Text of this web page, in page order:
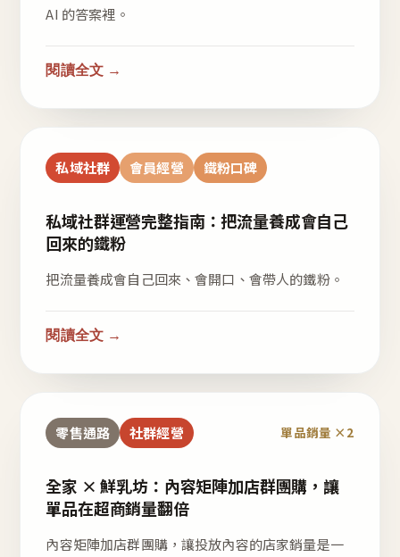
AI 的答案裡。
閱讀全文 →
私域社群 會員經營 鐵粉口碑
私域社群運營完整指南：把流量養成會自己
回來的鐵粉
把流量養成會自己回來、會開口、會帶人的鐵粉。
閱讀全文 →
零售通路 社群經營 單品銷量 ×2
全家 × 鮮乳坊：內容矩陣加店群團購，讓
單品在超商銷量翻倍
內容矩陣加店群團購，讓投放內容的店家銷量是一